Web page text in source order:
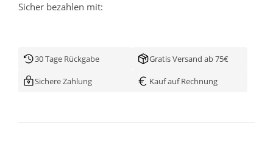
Sicher bezahlen mit:
30 Tage Rückgabe Gratis Versand ab 75€
Sichere Zahlung Kauf auf Rechnung